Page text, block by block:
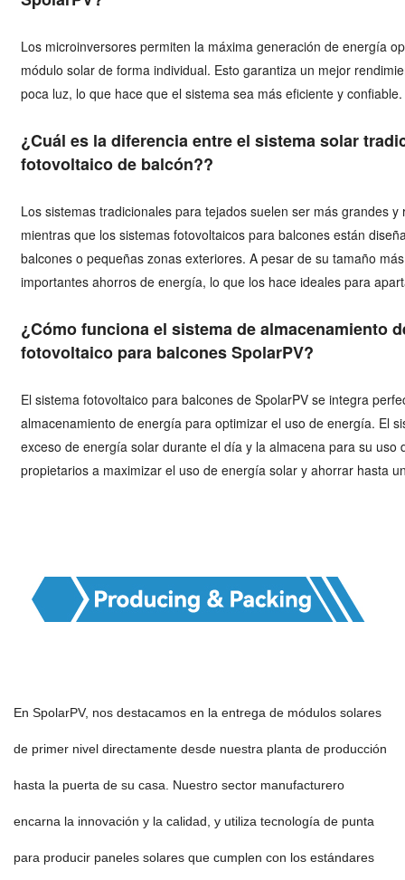
Los microinversores permiten la máxima generación de energía
módulo solar de forma individual. Esto garantiza un mejor
poca luz, lo que hace que el sistema sea más eficiente y confiable.
¿Cuál es la diferencia entre el sistema solar
fotovoltaico de balcón??
Los sistemas tradicionales para tejados suelen ser más grandes
mientras que los sistemas fotovoltaicos para balcones están
balcones o pequeñas zonas exteriores. A pesar de su tamaño
importantes ahorros de energía, lo que los hace ideales para
¿Cómo funciona el sistema de almacenamiento
fotovoltaico para balcones SpolarPV?
El sistema fotovoltaico para balcones de SpolarPV se integra
almacenamiento de energía para optimizar el uso de energía. El
exceso de energía solar durante el día y la almacena para su uso
propietarios a maximizar el uso de energía solar y ahorrar hasta
En SpolarPV, nos destacamos en la entrega de módulos solares
de primer nivel directamente desde nuestra planta de producción
hasta la puerta de su casa. Nuestro sector manufacturero
encarna la innovación y la calidad, y utiliza tecnología de punta
para producir paneles solares que cumplen con los estándares